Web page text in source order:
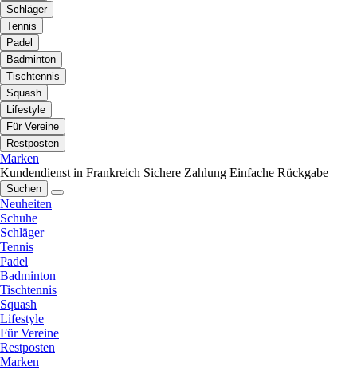
Schläger
Tennis
Padel
Badminton
Tischtennis
Squash
Lifestyle
Für Vereine
Restposten
Marken
Kundendienst in Frankreich Sichere Zahlung Einfache Rückgabe
Suchen
Neuheiten
Schuhe
Schläger
Tennis
Padel
Badminton
Tischtennis
Squash
Lifestyle
Für Vereine
Restposten
Marken